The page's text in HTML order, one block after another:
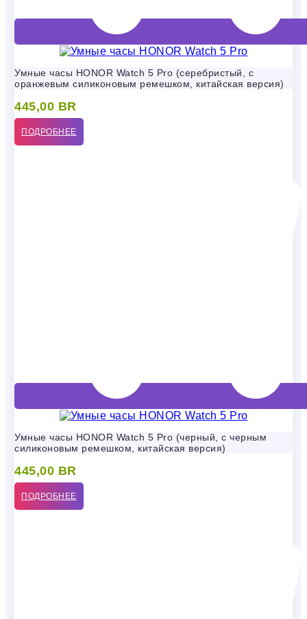
Умные часы HONOR Watch 5 Pro (серебристый, с
оранжевым силиконовым ремешком, китайская версия)
445,00 BR
ПОДРОБНЕЕ
Умные часы HONOR Watch 5 Pro (черный, с черным
силиконовым ремешком, китайская версия)
445,00 BR
ПОДРОБНЕЕ